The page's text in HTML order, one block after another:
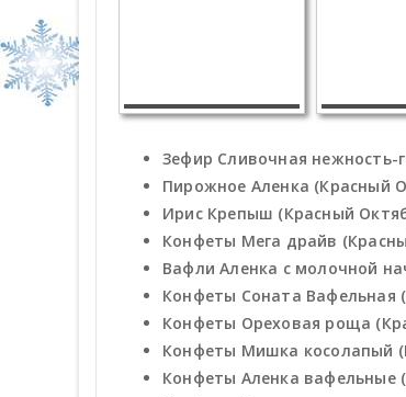
Зефир Сливочная
Пирожное Аленка (Красный
Ирис Крепыш (Красный
Конфеты Мега драйв
Вафли Аленка с молочной
Конфеты Соната Вафельная
Конфеты Ореховая роща
Конфеты Мишка косолапый
Конфеты Аленка вафельные